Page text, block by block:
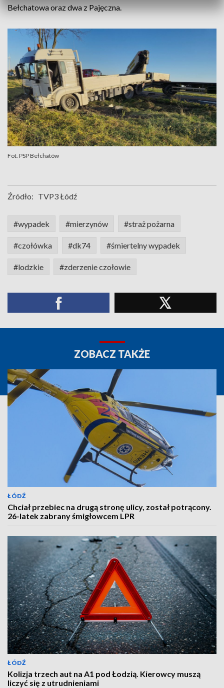
Bełchatowa oraz dwa z Pajęczna.
Fot. PSP Bełchatów
Źródło: TVP3 Łódź
#wypadek #mierzynów #straż pożarna
#czołówka #dk74 #śmiertelny wypadek
#lodzkie #zderzenie czołowie
ZOBACZ TAKŻE
ŁÓDŹ
Chciał przebiec na drugą stronę ulicy, został potrącony.
26-latek zabrany śmigłowcem LPR
ŁÓDŹ
Kolizja trzech aut na A1 pod Łodzią. Kierowcy muszą
liczyć się z utrudnieniami